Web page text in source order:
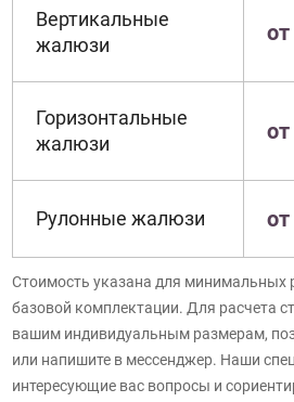
Вертикальные
жалюзи
Горизонтальные
жалюзи
Рулонные жалюзи
Стоимость указана для минимальных
базовой комплектации. Для расчета
вашим индивидуальным размерам,
или напишите в мессенджер. Наши
интересующие вас вопросы и